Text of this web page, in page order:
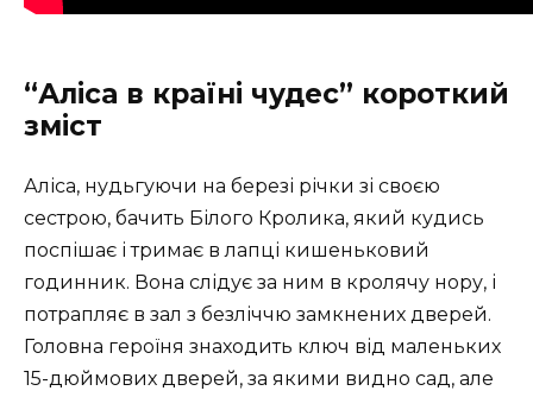
“Аліса в країні чудес” короткий
зміст
Аліса, нудьгуючи на березі річки зі своєю
сестрою, бачить Білого Кролика, який кудись
поспішає і тримає в лапці кишеньковий
годинник. Вона слідує за ним в кролячу нору, і
потрапляє в зал з безліччю замкнених дверей.
Головна героїня знаходить ключ від маленьких
15-дюймових дверей, за якими видно сад, але